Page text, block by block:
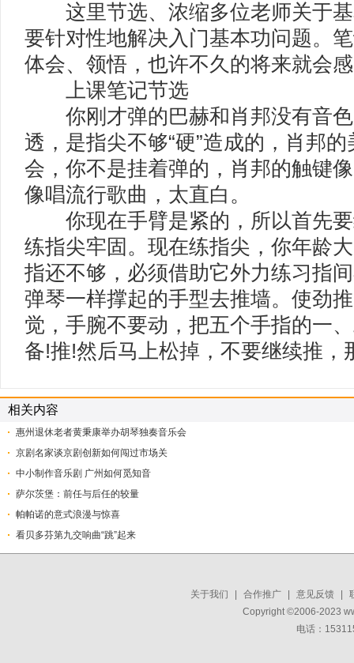
这里节选、浓缩多位老师关于基
要针对性地解决入门基本功问题。
体会、领悟，也许不久的将来就会
上课笔记节选
你刚才弹的巴赫和肖邦没有音色
透，是指尖不够“硬”造成的，肖邦
会，你不是挂着弹的，肖邦的触键
像唱流行歌曲，太直白。
你现在手臂是紧的，所以首先要
练指尖牢固。现在练指尖，你年龄
指还不够，必须借助它外力练习指
弹琴一样撑起的手型去推墙。使劲
觉，手腕不要动，把五个手指的一
备!推!然后马上松掉，不要继续推，
相关内容
惠州退休老者黄秉康举办胡琴独奏音乐会
京剧名家谈京剧创新如何闯过市场关
中小制作音乐剧 广州如何觅知音
萨尔茨堡：前任与后任的较量
帕帕诺的意式浪漫与惊喜
看贝多芬第九交响曲“跳”起来
关于我们 合作推广 意见反馈
Copyright ©2006-2023
电话：